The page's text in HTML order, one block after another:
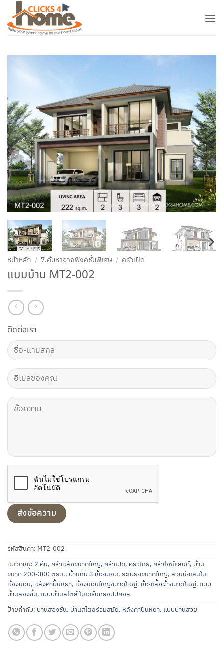
ยัง
หน้าหลัก / 7.ค้นหาจากฟังค์ชั่นพิเศษ / ครัวเปิด
แบบบ้าน MT2-002
ติดต่อเรา
รหัสสินค้า: MT2-002
หมวดหมู่: 2 คัน, ครัวหลักขนาดใหญ่, ครัวเปิด, ครัวไทย, ครัวไอซ์แลนด์, บ้าน
ขนาด 200-300 ตรม., บ้านที่มี 3 ห้องนอน, ระเบียงขนาดใหญ่, ส่วนนั่งเล่นใน
ห้องนอน, หลังคาปั้นหยา, ห้องนอนใหญ่ขนาดใหญ่, ห้องเสื้อผ้าขนาดใหญ่, แบบ
บ้านสองชั้น, แบบบ้านสไตล์ โมเดิร์นทรอปปิคอล
ป้ายกำกับ: บ้านสองชั้น, บ้านสไตล์ร่วมสมัย, หลังคาปั้นหยา, แบบบ้านสวย